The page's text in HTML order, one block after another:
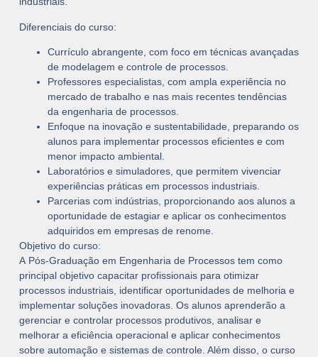
Diferenciais do curso:
Currículo abrangente, com foco em técnicas avançadas
de modelagem e controle de processos.
Professores especialistas, com ampla experiência no
mercado de trabalho e nas mais recentes tendências
da engenharia de processos.
Enfoque na inovação e sustentabilidade, preparando os
alunos para implementar processos eficientes e com
menor impacto ambiental.
Laboratórios e simuladores, que permitem vivenciar
experiências práticas em processos industriais.
Parcerias com indústrias, proporcionando aos alunos a
oportunidade de estagiar e aplicar os conhecimentos
adquiridos em empresas de renome.
Objetivo do curso:
A Pós-Graduação em Engenharia de Processostem como
principal objetivo capacitar profissionais para otimizar
processos industriais, identificar oportunidades de melhoria e
implementar soluções inovadoras. Os alunos aprenderão a
gerenciar e controlar processos produtivos, analisar e
melhorar a eficiência operacional e aplicar conhecimentos
sobre automação e sistemas de controle. Além disso, o curso